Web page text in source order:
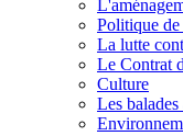
Politique
La lutte
Le Contrat
Culture
Les